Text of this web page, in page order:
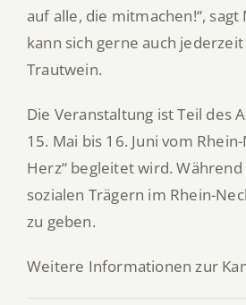
auf alle, die mitmachen!“,
kann sich gerne auch
Trautwein.
Die Veranstaltung ist Teil des
15. Mai bis 16. Juni vom
Herz“ begleitet wird.
sozialen Trägern im Rhein-
zu geben.
Weitere Informationen zur